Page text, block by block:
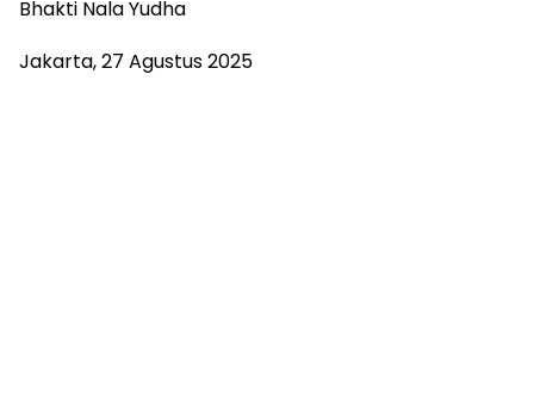
Bhakti Nala Yudha
Jakarta, 27 Agustus 2025